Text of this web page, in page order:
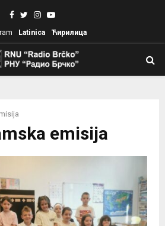
Facebook
TwitterInstagram
Youtube
Latinica Ћирилица
emisija